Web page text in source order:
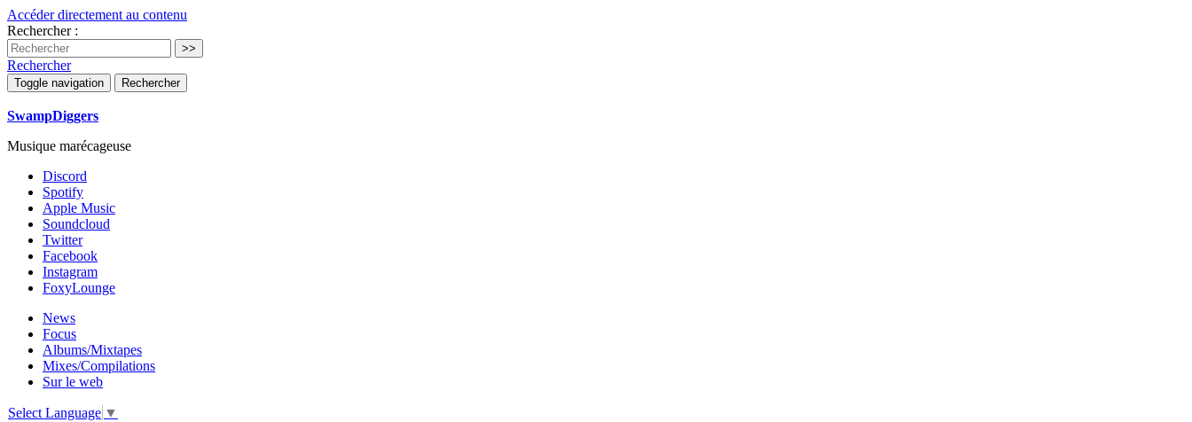
Accéder directement au contenu
Rechercher :
Rechercher
Toggle navigation Rechercher
SwampDiggers
Musique marécageuse
Discord
Spotify
Apple Music
Soundcloud
Twitter
Facebook
Instagram
FoxyLounge
News
Focus
Albums/Mixtapes
Mixes/Compilations
Sur le web
Select Language ▼